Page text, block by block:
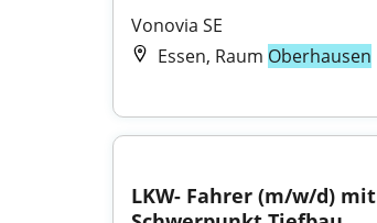
Vonovia SE
Essen, Raum Oberhausen
LKW- Fahrer (m/w/d) mit